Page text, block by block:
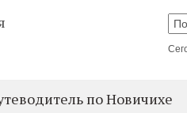
по Новичихе